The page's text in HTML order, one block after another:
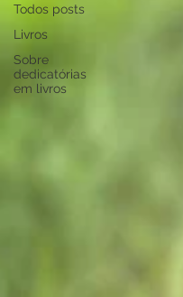
Todos posts
Livros
Sobre
dedicatórias
em livros